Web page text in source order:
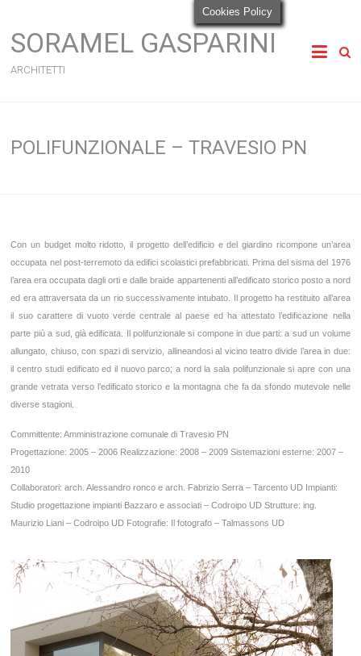
SORAMEL GASPARINI
ARCHITETTI
POLIFUNZIONALE – TRAVESIO PN
Con un budget molto ridotto, il progetto dell’edificio e del giardino ricompone un’area
occupata nel post-terremoto da edifici scolastici prefabbricati. Prima del sisma del 1976
l’area era occupata dagli orti e dalle braide appartenenti all’edificato storico posto a nord
ed era attraversata da un rio successivamente intubato. Il progetto ha restituito all’area
il suo carattere di vuoto verde centrale al paese ed ha attestato l’edificazione nella
parte più a sud, già edificata. Il polifunzionale si compone in due parti: a sud un volume
allungato, chiuso, con spazi di servizio, allineandosi al vicino teatro divide l’area in due:
il centro studi edificato ed il nuovo parco; a nord la sala polifunzionale si apre con una
grande vetrata verso l’edificato storico e la montagna che fa da sfondo mutevole nelle
diverse stagioni.
Committente: Amministrazione comunale di Travesio PN
Progettazione: 2005 – 2006 Realizzazione: 2008 – 2009 Sistemazioni esterne: 2007 –
2010
Collaboratori: arch. Alessandro ronco e arch. Fabrizio Serra – Tarcento UD Impianti:
Studio progettazione impianti Bazzaro e associati – Codroipo UDStrutture: ing.
Maurizio Liani – Codroipo UD Fotografie: Il fotografo – Talmassons UD
Cookies Policy